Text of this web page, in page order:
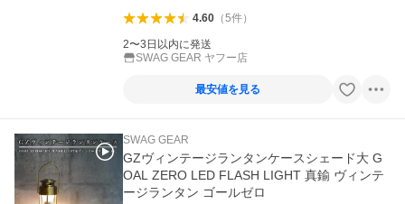
4.60（5件）
2〜3日以内に発送
SWAG GEAR ヤフー店
最安値を見る
SWAG GEAR
GZヴィンテージランタンケースシェード大 G
OAL ZERO LED FLASH LIGHT 真鍮 ヴィンテ
ージランタン ゴールゼロ